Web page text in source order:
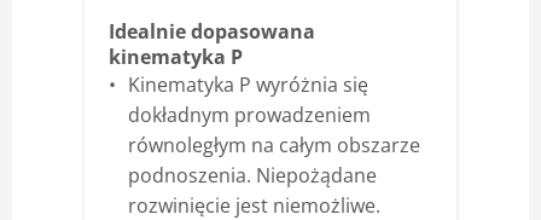
Idealnie dopasowana
kinematyka P
Kinematyka P wyróżnia się
dokładnym prowadzeniem
równoległym na całym obszarze
podnoszenia. Niepożądane
rozwinięcie jest niemożliwe.